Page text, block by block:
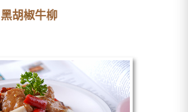
黑胡椒牛柳